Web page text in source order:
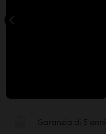
Garanzia di 5 anni